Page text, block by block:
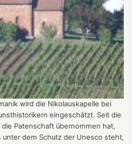
wird die Nikolauskapelle bei
eingeschätzt. Seit die
Patenschaft übernommen hat,
unter dem Schutz der Unesco steht,